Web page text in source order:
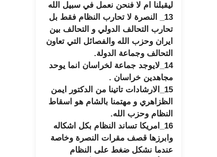
ليقبلنا ام لا فنحن نعمل في سبيل الله
13_ النصرة لا تحارب النظام فقط بل
تحارب التحالف الدولي و التحالف بين
ايران وحزب الله والفصائل التي تعاون
التحالف وجماعة الدولة.
14_لايوجد جماعة لخراسان انما يوحد
مجاهدين خراسان .
15_الارشادات تاتينا من الدكتور ايمن
الظزاهري و مهتمنا بالشام هو اسقاط
النظام وحزب الله.
16_امريكا تساند النظام بكل اشكاله
وابرزها قصف مقرات النصرة وخاصة
عندما نشكل ضغط على النظام